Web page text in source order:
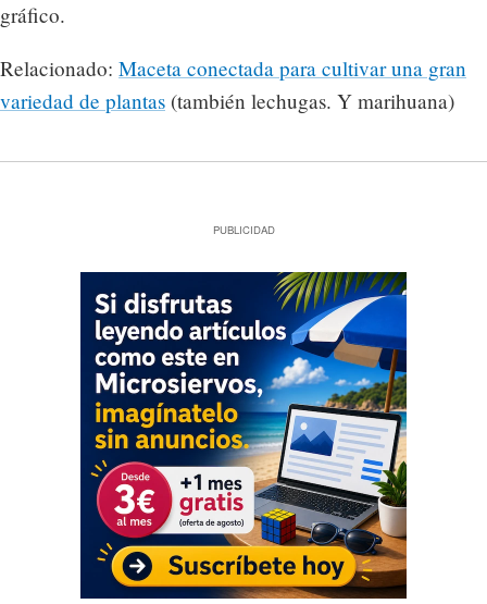
gráfico.
Relacionado: Maceta conectada para cultivar una gran
variedad de plantas (también lechugas. Y marihuana)
PUBLICIDAD